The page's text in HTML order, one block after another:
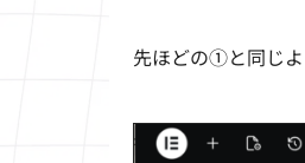
先ほどの①と同じ